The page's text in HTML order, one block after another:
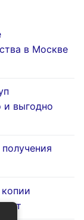
в Москве
и выгодно